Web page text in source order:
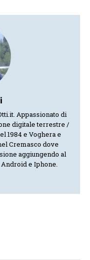
Appassionato di
digitale terrestre /
1984 e Voghera e
Cremasco dove
aggiungendo al
e Iphone.